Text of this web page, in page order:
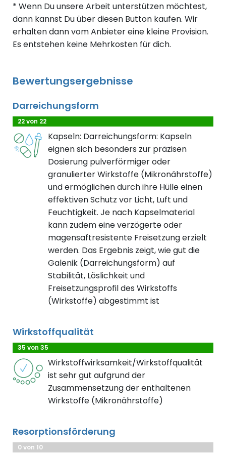
* Wenn Du unsere Arbeit unterstützen möchtest,
dann kannst Du über diesen Button kaufen. Wir
erhalten dann vom Anbieter eine kleine Provision.
Es entstehen keine Mehrkosten für dich.
Bewertungsergebnisse
Darreichungsform
22 von 22
Kapseln: Darreichungsform: Kapseln
eignen sich besonders zur präzisen
Dosierung pulverförmiger oder
granulierter Wirkstoffe (Mikronährstoffe)
und ermöglichen durch ihre Hülle einen
effektiven Schutz vor Licht, Luft und
Feuchtigkeit. Je nach Kapselmaterial
kann zudem eine verzögerte oder
magensaftresistente Freisetzung erzielt
werden. Das Ergebnis zeigt, wie gut die
Galenik (Darreichungsform) auf
Stabilität, Löslichkeit und
Freisetzungsprofil des Wirkstoffs
(Wirkstoffe) abgestimmt ist
Wirkstoffqualität
35 von 35
Wirkstoffwirksamkeit/Wirkstoffqualität
ist sehr gut aufgrund der
Zusammensetzung der enthaltenen
Wirkstoffe (Mikronährstoffe)
Resorptionsförderung
0 von 10